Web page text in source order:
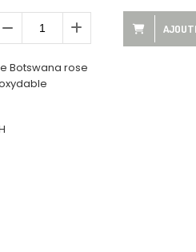
Botswana rose